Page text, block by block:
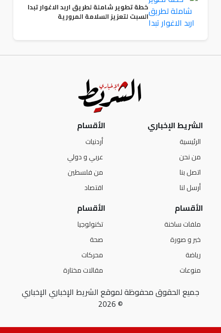
خطة تطوير شاملة لطريق اربد الاغوار تبدا
السبت لتعزيز السلامة المرورية
الشريط الإخباري
الرئيسية
من نحن
اتصل بنا
أرسل لنا
الأقسام
أردنيات
عربي و دولي
من فلسطين
اقتصاد
الأقسام
ملفات ساخنة
خبر و صورة
رياضة
منوعات
الأقسام
تكنولوجيا
صحة
محركات
مقالات مختارة
جميع الحقوق محفوظة لموقع الشريط الإخباري الإخباري
© 2026